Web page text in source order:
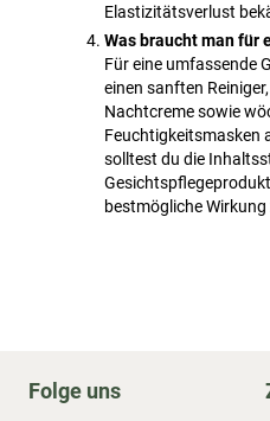
Elastizitätsverlust
Was braucht man für
Für eine umfassende
einen sanften
Nachtcreme sowie
Feuchtigkeitsmasken
solltest du die
bestmögliche Wirkung
Folge uns